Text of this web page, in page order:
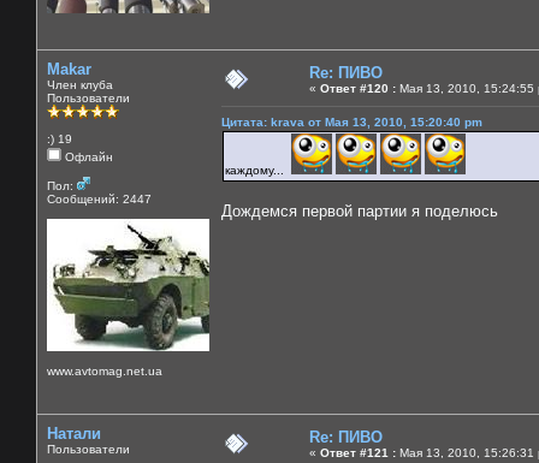
Makar
Член клуба
Пользователи
:) 19
Офлайн
Пол:
Сообщений: 2447
www.avtomag.net.ua
Re: ПИВО
« Ответ #120 : Мая 13, 2010, 15:24:55
Цитата: krava от Мая 13, 2010, 15:20:40 pm
каждому...
Дождемся первой партии я поделюсь
Натали
Пользователи
Re: ПИВО
« Ответ #121 : Мая 13, 2010, 15:26:31